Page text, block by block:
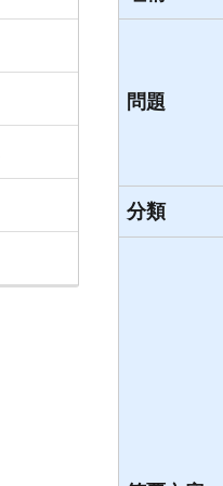
問題
分類